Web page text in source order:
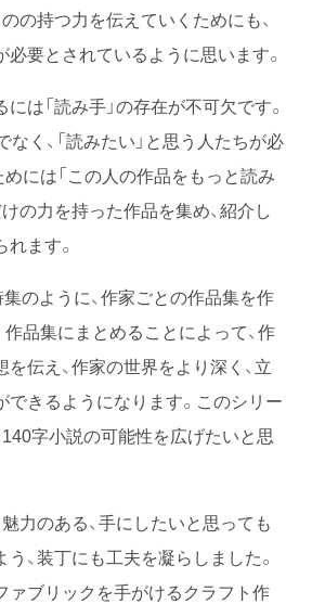
の持つ力を伝えていくためにも、
要とされているように思います。
は「読み手」の存在が不可欠です。
なく、「読みたい」と思う人たちが必
には「この人の作品をもっと読み
の力を持った作品を集め、紹介し
ます。
集のように、作家ごとの作品集を作
品集にまとめることによって、作
伝え、作家の世界をより深く、立
きるようになります。このシリー
140字小説の可能性を広げたいと思
力のある、手にしたいと思っても
、装丁にも工夫を凝らしました。
ァブリックを手がけるクラフト作